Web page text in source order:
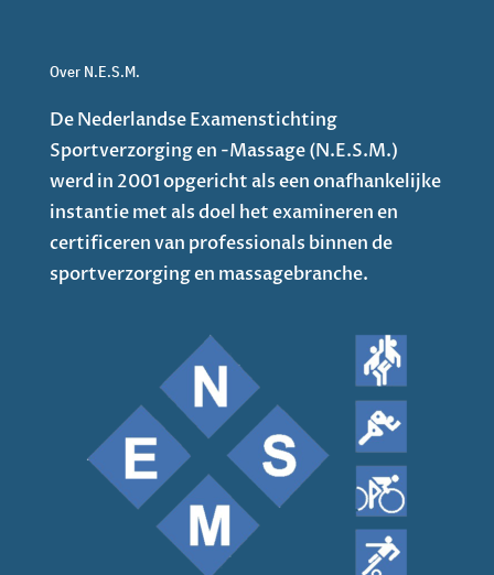
Over N.E.S.M.
De Nederlandse Examenstichting
Sportverzorging en -Massage (N.E.S.M.)
werd in 2001 opgericht als een onafhankelijke
instantie met als doel het examineren en
certificeren van professionals binnen de
sportverzorging en massagebranche.